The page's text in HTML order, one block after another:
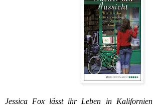
Jessica Fox lässt ihr Leben in